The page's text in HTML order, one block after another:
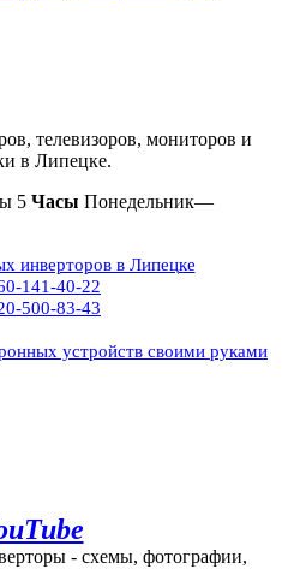
телевизоров, мониторов и
в Липецке.
5 Часы Понедельник—
инверторов в Липецке
141-40-22
500-83-43
устройств своими руками
- схемы, фотографии,